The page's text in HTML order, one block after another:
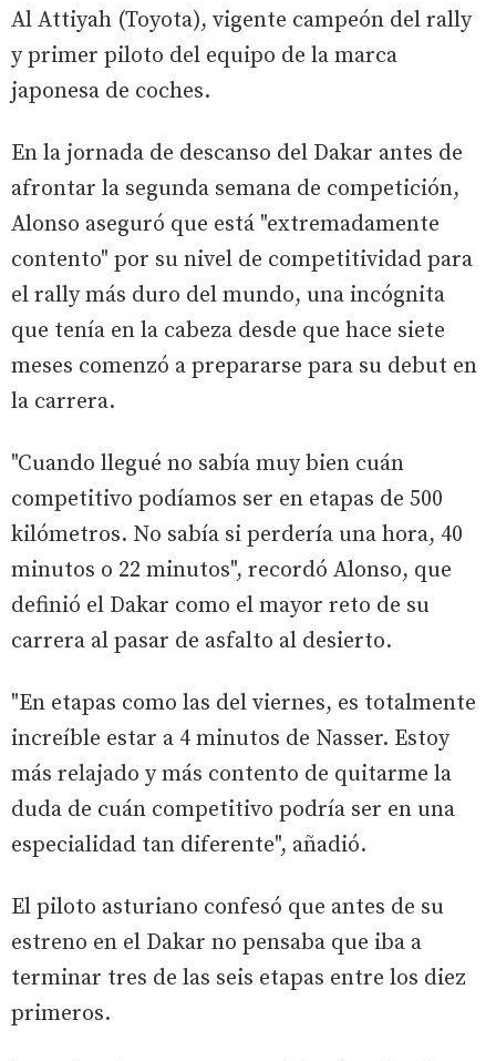
Al Attiyah (Toyota), vigente campeón del rally
y primer piloto del equipo de la marca
japonesa de coches.
En la jornada de descanso del Dakar antes de
afrontar la segunda semana de competición,
Alonso aseguró que está "extremadamente
contento" por su nivel de competitividad para
el rally más duro del mundo, una incógnita
que tenía en la cabeza desde que hace siete
meses comenzó a prepararse para su debut en
la carrera.
"Cuando llegué no sabía muy bien cuán
competitivo podíamos ser en etapas de 500
kilómetros. No sabía si perdería una hora, 40
minutos o 22 minutos", recordó Alonso, que
definió el Dakar como el mayor reto de su
carrera al pasar de asfalto al desierto.
"En etapas como las del viernes, es totalmente
increíble estar a 4 minutos de Nasser. Estoy
más relajado y más contento de quitarme la
duda de cuán competitivo podría ser en una
especialidad tan diferente", añadió.
El piloto asturiano confesó que antes de su
estreno en el Dakar no pensaba que iba a
terminar tres de las seis etapas entre los diez
primeros.